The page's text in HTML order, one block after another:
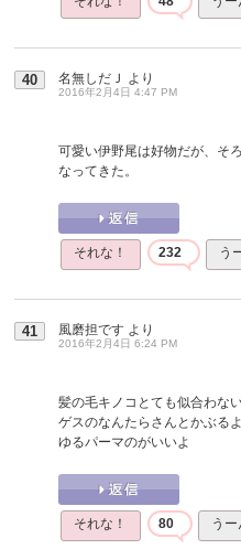
40 名無しだＪ より
2016年2月4日 4:47 PM
可愛い伊野尾は好物だが、そ
なってきた。
それな！ 232 う
41 風磨担です より
2016年2月4日 6:24 PM
髪の毛キノコとても似合わな
ゲスのなんたらさんとかぶるよ
ゆるパーマのがいいよ
それな！ 80 うー